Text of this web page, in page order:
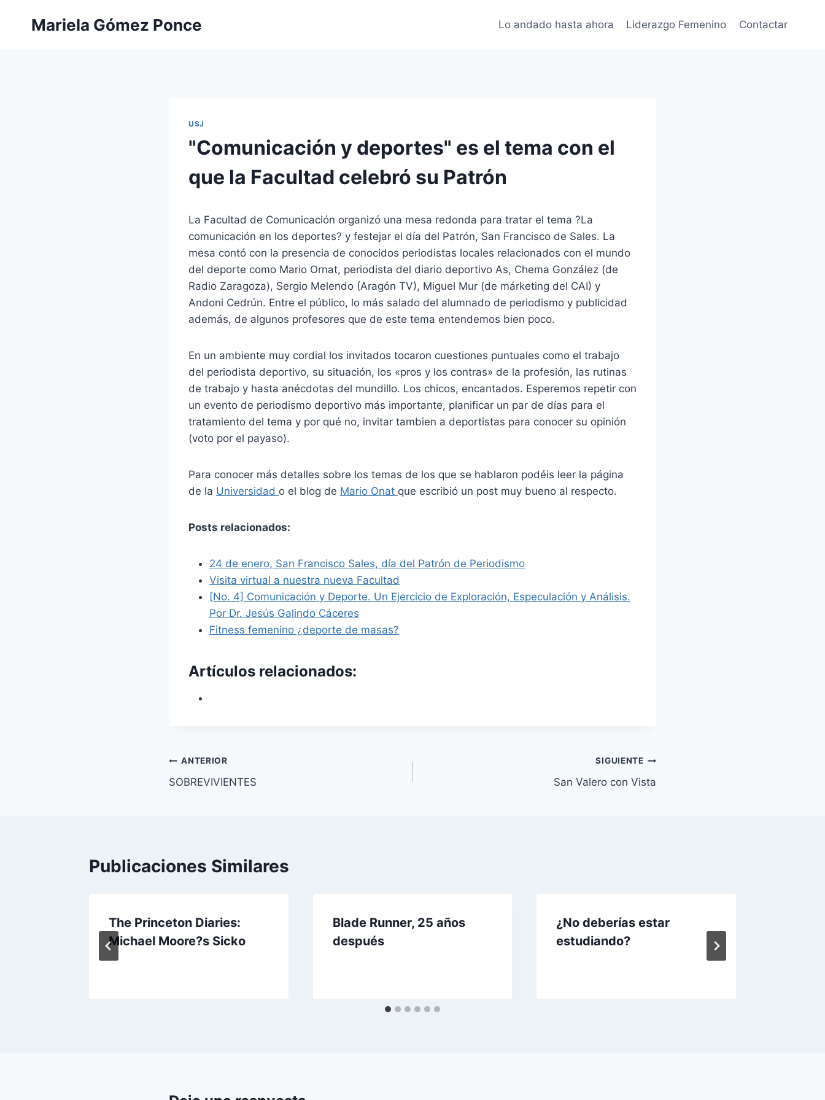
Mariela Gómez Ponce Lo andado hasta ahora Liderazgo Femenino Contactar
USJ
"Comunicación y deportes" es el tema con el
que la Facultad celebró su Patrón
La Facultad de Comunicación organizó una mesa redonda para tratar el tema ?La
comunicación en los deportes? y festejar el día del Patrón, San Francisco de Sales. La
mesa contó con la presencia de conocidos periodistas locales relacionados con el mundo
del deporte como Mario Ornat, periodista del diario deportivo As, Chema González (de
Radio Zaragoza), Sergio Melendo (Aragón TV), Miguel Mur (de márketing del CAI) y
Andoni Cedrún. Entre el público, lo más salado del alumnado de periodismo y publicidad
además, de algunos profesores que de este tema entendemos bien poco.
En un ambiente muy cordial los invitados tocaron cuestiones puntuales como el trabajo
del periodista deportivo, su situación, los «pros y los contras» de la profesión, las rutinas
de trabajo y hasta anécdotas del mundillo. Los chicos, encantados. Esperemos repetir con
un evento de periodismo deportivo más importante, planificar un par de días para el
tratamiento del tema y por qué no, invitar tambien a deportistas para conocer su opinión
(voto por el payaso).
Para conocer más detalles sobre los temas de los que se hablaron podéis leer la página
de la Universidad o el blog de Mario Onat que escribió un post muy bueno al respecto.
Posts relacionados:
24 de enero, San Francisco Sales, día del Patrón de Periodismo
Visita virtual a nuestra nueva Facultad
[No. 4] Comunicación y Deporte. Un Ejercicio de Exploración, Especulación y Análisis.
Por Dr. Jesús Galindo Cáceres
Fitness femenino ¿deporte de masas?
Artículos relacionados:
Navegación
de
ANTERIOR
SOBREVIVIENTES
SIGUIENTE
San Valero con Vista
Publicaciones Similares
The Princeton Diaries:
Michael Moore?s Sicko
Blade Runner, 25 años
después
¿No deberías estar
estudiando?